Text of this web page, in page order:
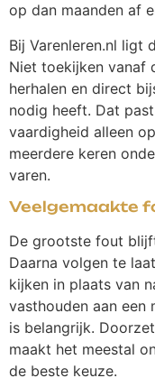
op dan maanden af
Bij Varenleren.nl ligt
Niet toekijken vanaf
herhalen en direct
nodig heeft. Dat
vaardigheid alleen
meerdere keren
varen.
Veelgemaakte
De grootste fout
Daarna volgen te
kijken in plaats van
vasthouden aan
is belangrijk.
maakt het meestal
de beste keuze.